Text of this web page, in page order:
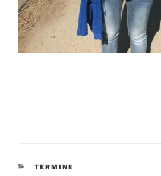
KATEGORIEN
TERMINE